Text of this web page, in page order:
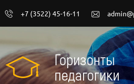
+7 (3522) 45-16-11
Горизонты
педагогики